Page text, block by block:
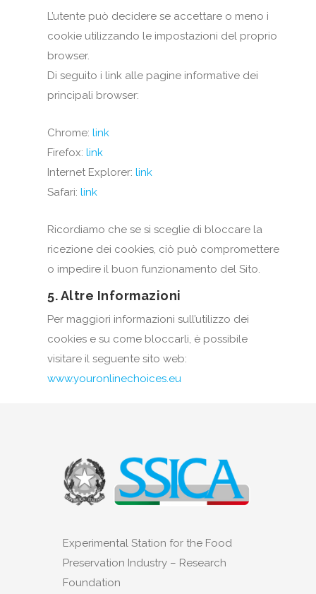
L’utente può decidere se accettare o meno i
cookie utilizzando le impostazioni del proprio
browser.
Di seguito i link alle pagine informative dei
principali browser:
Chrome:link
Firefox:link
Internet Explorer:link
Safari:link
Ricordiamo che se si sceglie di bloccare la
ricezione dei cookies, ciò può compromettere
o impedire il buon funzionamento del Sito.
5. Altre Informazioni
Per maggiori informazioni sull’utilizzo dei
cookies e su come bloccarli, è possibile
visitare il seguente sito web:
www.youronlinechoices.eu
Experimental Station for the Food
Preservation Industry – Research
Foundation